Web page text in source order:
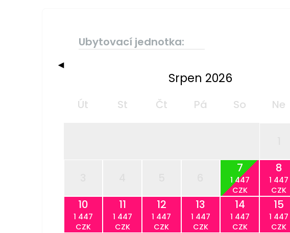
Ubytovací jednotka:
◀
Srpen 2026
Út St Čt Pá So Ne
7
1 447
CZK
8
1 447
CZK
10
1 447
CZK
11
1 447
CZK
12
1 447
CZK
13
1 447
CZK
14
1 447
CZK
15
1 447
CZK